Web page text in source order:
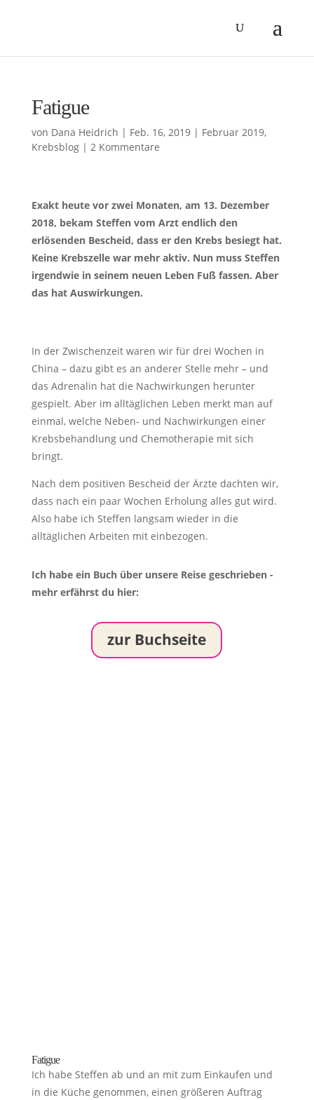
Fatigue
von Dana Heidrich | Feb. 16, 2019| Februar 2019,
Krebsblog| 2 Kommentare
Exakt heute vor zwei Monaten, am 13. Dezember
2018, bekam Steffen vom Arzt endlich den
erlösenden Bescheid, dass er den Krebs besiegt hat.
Keine Krebszelle war mehr aktiv. Nun muss Steffen
irgendwie in seinem neuen Leben Fuß fassen. Aber
das hat Auswirkungen.
In der Zwischenzeit waren wir für drei Wochen in
China – dazu gibt es an anderer Stelle mehr – und
das Adrenalin hat die Nachwirkungen herunter
gespielt. Aber im alltäglichen Leben merkt man auf
einmal, welche Neben- und Nachwirkungen einer
Krebsbehandlung und Chemotherapie mit sich
bringt.
Nach dem positiven Bescheid der Ärzte dachten wir,
dass nach ein paar Wochen Erholung alles gut wird.
Also habe ich Steffen langsam wieder in die
alltäglichen Arbeiten mit einbezogen.
Ich habe ein Buch über unsere Reise geschrieben -
mehr erfährst du hier:
zur Buchseite
Fatigue
Ich habe Steffen ab und an mit zum Einkaufen und
in die Küche genommen, einen größeren Auftrag